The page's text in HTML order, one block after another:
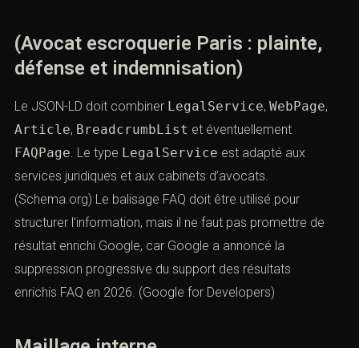
(Avocat escroquerie Paris : plainte,
défense et indemnisation)
Le JSON-LD doit combiner LegalService, WebPage,
Article, BreadcrumbList et éventuellement
FAQPage . Le type LegalService est adapté aux
services juridiques et aux cabinets d’avocats.
(Schema.org) Le balisage FAQ doit être utilisé pour
structurer l’information, mais il ne faut pas promettre de
résultat enrichi Google, car Google a annoncé la
suppression progressive du support des résultats
enrichis FAQ en 2026. (Google for Developers)